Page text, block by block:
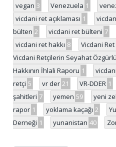
vegan 3 Venezuela 1
vicdani ret açıklaması 1
bülten 2 vicdani ret bülteni 7
vicdani ret hakkı 8
Vicdani Ret
Vicdani Retçilerin Seyahat
Hakkının İhlali Raporu 1
retçi 5 vr der 21 VR-DDER 1
şahitleri 7 yemen 59 yeni
rapor 1 yoklama kaçağı 2
Derneği 1 yunanistan 40